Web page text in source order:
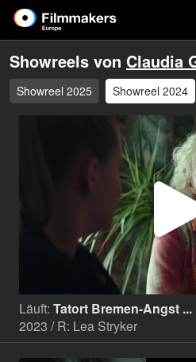
Showreels von Claudia
Showreel 2025 Showreel 2024
Läuft: Tatort Bremen-Angst ...
2023 / R: Lea Stryker